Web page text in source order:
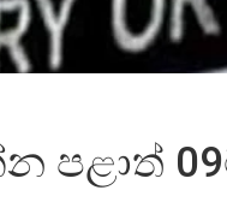
පළාත්